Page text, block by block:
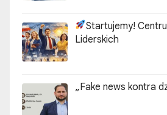
Startujemy!
Liderskich
„Fake news kontra